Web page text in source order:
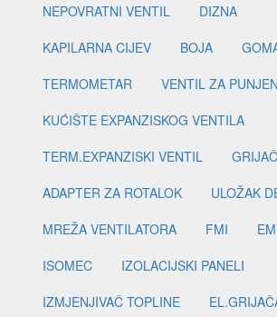
NEPOVRATNI VENTIL
DIZNA
KAPILARNA CIJEV
BOJA
TERMOMETAR
VENTIL ZA
KUĆIŠTE EXPANZISKOG VENTILA
TERM.EXPANZISKI VENTIL
ADAPTER ZA ROTALOK
ULOŽAK
MREŽA VENTILATORA
FMI
ISOMEC
IZOLACIJSKI PANELI
IZMJENJIVAČ TOPLINE